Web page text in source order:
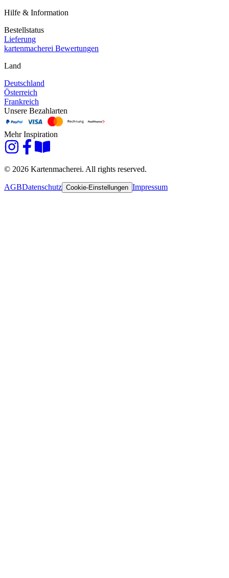
Hilfe & Information
Bestellstatus
Lieferung
kartenmacherei Bewertungen
Land
Deutschland
Österreich
Frankreich
Unsere Bezahlarten
Mehr Inspiration
© 2026 Kartenmacherei. All rights reserved.
AGBDatenschutz Cookie-Einstellungen Impressum